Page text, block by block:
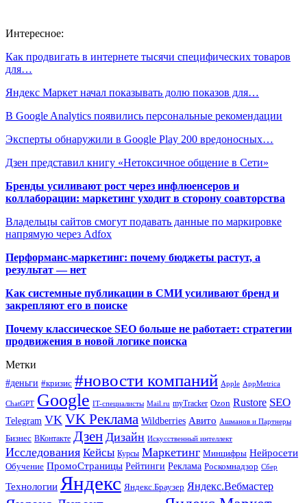
Интересное:
Как продвигать в интернете тысячи специфических товаров
для…
Яндекс Маркет начал показывать долю показов для…
В Google Analytics появились персональные рекомендации
Эксперты обнаружили в Google Play 200 вредоносных…
Дзен представил книгу «Нетоксичное общение в Сети»
Бренды усиливают рост через инфлюенсеров и
коллаборации: маркетинг уходит в сторону соавторства
Владельцы сайтов смогут подавать данные по маркировке
напрямую через Adfox
Перформанс-маркетинг: почему бюджеты растут, а
результат — нет
Как системные публикации в СМИ усиливают бренд и
закрепляют его в поиске
Почему классическое SEO больше не работает: стратегии
продвижения в новой логике поиска
Метки
#деньги #кризис #новости компаний Apple AppMetrica
ChatGPT Google IT-специалисты Mail.ru myTracker Ozon Rustore SEO
Telegram VK VK Реклама Wildberries Авито Ашманов и Партнеры
Бизнес ВКонтакте Дзен Дизайн Искусственный интеллект
Исследования Кейсы Курсы Маркетинг Минцифры Нейросети
Обучение ПромоСтраницы Рейтинги Реклама Роскомнадзор Сбер
Технологии Яндекс Яндекс.Браузер Яндекс.Вебмастер